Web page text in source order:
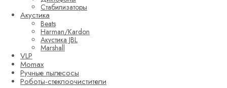
Стабилизаторы
Акустика
Beats
Harman/Kardon
Акустика JBL
Marshall
VLP
Momax
Ручные пылесосы
Роботы-стеклоочистители